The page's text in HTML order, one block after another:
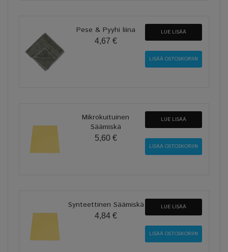
Pese & Pyyhi liina
4,67 €
LUE LISÄÄ
Mikrokuituinen
Säämiskä
5,60 €
LUE LISÄÄ
Synteettinen Säämiskä
4,84 €
LUE LISÄÄ